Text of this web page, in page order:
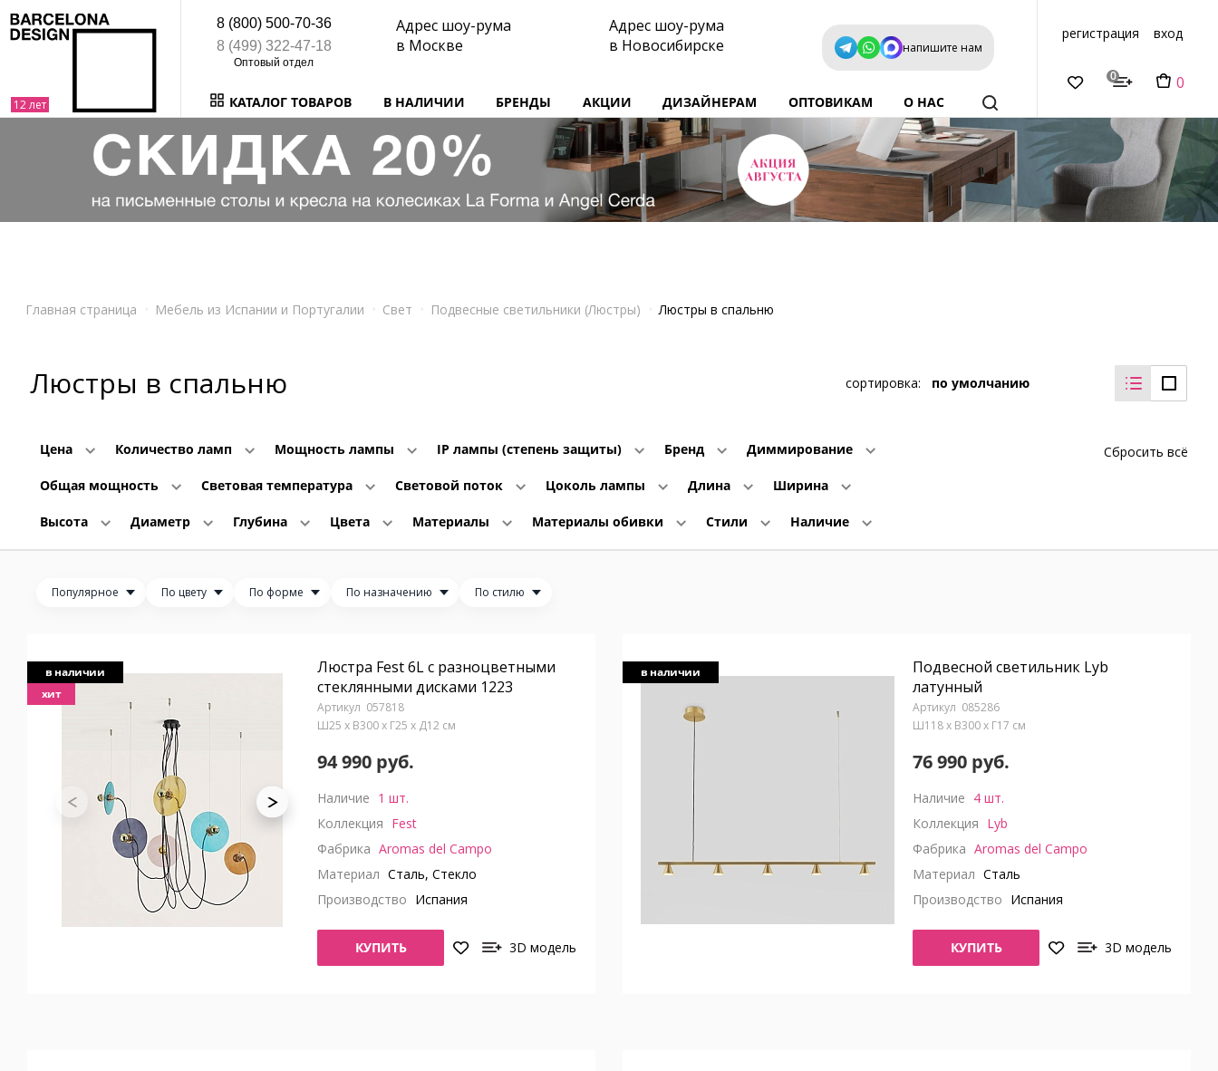
8 (800) 500-70-36
8 (499) 322-47-18
Адрес шоу-рума
в Москве
Адрес шоу-рума
в Новосибирске
напишите нам
КАТАЛОГ ТОВАРОВ В НАЛИЧИИ БРЕНДЫ АКЦИИ ДИЗАЙНЕРАМ ОПТОВИКАМ О НАС
регистрация вход
0 0
Главная страница Мебель из Испании и Португалии Свет Подвесные светильники (Люстры) Люстры в спальню
Люстры в спальню
Цена Количество ламп Мощность лампы IP лампы (степень защиты) Бренд Диммирование
Общая мощность Световая температура Световой поток Цоколь лампы Длина Ширина
Высота Диаметр Глубина Цвета Материалы Материалы обивки Стили Наличие
сортировка: по умолчанию
Сбросить всё
Популярное По цвету По форме По назначению По стилю
в наличии
хит
Люстра Fest 6L с разноцветными
стеклянными дисками 1223
057818
Ш25 x В300 x Г25 x Д12 см
94 990 руб.
Наличие 1 шт.
Коллекция Fest
Фабрика Aromas del Campo
Материал Сталь, Стекло
Производство Испания
КУПИТЬ 3D модель
в наличии
Подвесной светильник Lyb
латунный
085286
Ш118 x В300 x Г17 см
76 990 руб.
Наличие 4 шт.
Коллекция Lyb
Фабрика Aromas del Campo
Материал Сталь
Производство Испания
КУПИТЬ 3D модель